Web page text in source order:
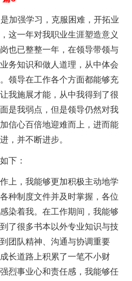
加强学习，克服困难，开拓业
这一年对我职业生涯塑造意义
也已整整一年，在领导带领与
务知识和做人道理，从中体会
领导在工作各个方面都能够充
我施展才能，从中我得到了很
是我弱点，但是领导仍然对我
信心百倍地迎难而上，进而能
，并不断进步。
下：
上，我能够更加积极主动地学
种制度文件并及时掌握，各位
染着我。在工作期间，我能够
了很多书本以外专业知识与技
团队精神、沟通与协调重要
长道路上积累了一笔不小财
烈事业心和责任感，我能够任